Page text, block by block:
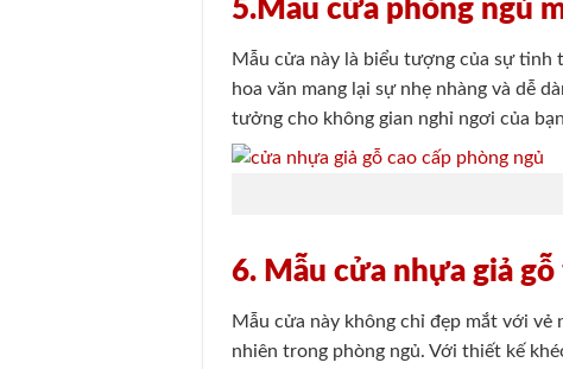
5.Mẫu cửa phòng ngủ
Mẫu cửa này là biểu tượng của sự tinh
hoa văn mang lại sự nhẹ nhàng và dễ
tưởng cho không gian nghỉ ngơi của
6. Mẫu cửa nhựa giả
Mẫu cửa này không chỉ đẹp mắt với
nhiên trong phòng ngủ. Với thiết kế